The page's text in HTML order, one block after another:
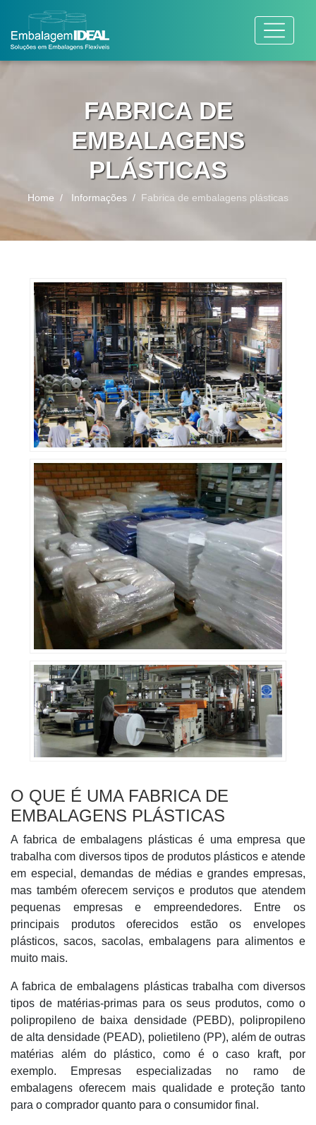
FABRICA DE
EMBALAGENS
PLÁSTICAS
Home Informações Fabrica de embalagens plásticas
O QUE É UMA FABRICA DE
EMBALAGENS PLÁSTICAS
A fabrica de embalagens plásticas é uma empresa que
trabalha com diversos tipos de produtos plásticos e atende
em especial, demandas de médias e grandes empresas,
mas também oferecem serviços e produtos que atendem
pequenas empresas e empreendedores. Entre os
principais produtos oferecidos estão os envelopes
plásticos, sacos, sacolas, embalagens para alimentos e
muito mais.
A fabrica de embalagens plásticas trabalha com diversos
tipos de matérias-primas para os seus produtos, como o
polipropileno de baixa densidade (PEBD), polipropileno
de alta densidade (PEAD), polietileno (PP), além de outras
matérias além do plástico, como é o caso kraft, por
exemplo. Empresas especializadas no ramo de
embalagens oferecem mais qualidade e proteção tanto
para o comprador quanto para o consumidor final.